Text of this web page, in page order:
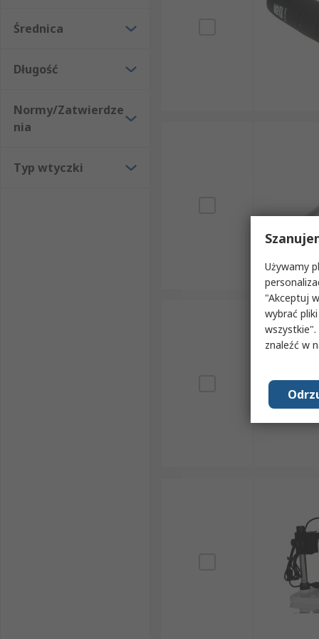
Średnica
Długość
Normy/Zatwierdze
nia
Typ wtyczki
Używamy
"Akceptuj
wybrać
znaleźć w